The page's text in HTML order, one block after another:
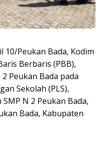
10/Peukan Bada, Kodim
Berbaris (PBB),
Peukan Bada pada
Sekolah (PLS),
N 2 Peukan Bada,
Bada, Kabupaten